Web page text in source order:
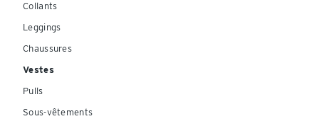
Collants
Leggings
Chaussures
Vestes
Pulls
Sous-vêtements